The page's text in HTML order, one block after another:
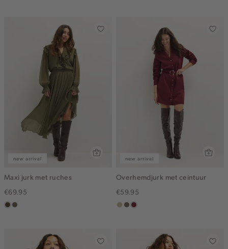
new arrival
Maxi jurk met ruches
€69.95
groen,
middenbruin
new arrival
Overhemdjurk met ceintuur
€59.95
lichtzand
middenbruin
bordeaux